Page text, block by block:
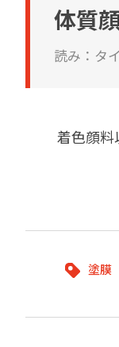
建築・重防
紹介します
お問い合わ
あるご質問
物や大型構
塗料の開発
体質
読み：タ
着色顔料
塗膜